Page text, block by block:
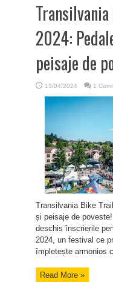
2024:
peisaje de
15/04/2024 1
Transilvania Bike
și peisaje de
deschis înscrierile
2024, un festival ce
împletește armonios
Read More »